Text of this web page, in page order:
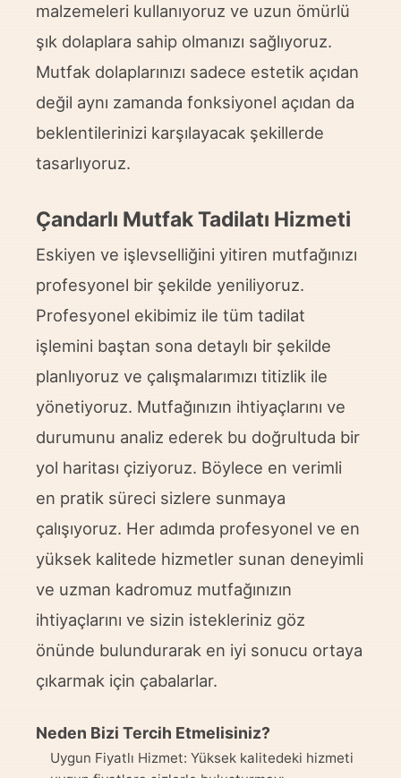
malzemeleri kullanıyoruz ve uzun ömürlü
şık dolaplara sahip olmanızı sağlıyoruz.
Mutfak dolaplarınızı sadece estetik açıdan
değil aynı zamanda fonksiyonel açıdan da
beklentilerinizi karşılayacak şekillerde
tasarlıyoruz.
Çandarlı Mutfak Tadilatı Hizmeti
Eskiyen ve işlevselliğini yitiren mutfağınızı
profesyonel bir şekilde yeniliyoruz.
Profesyonel ekibimiz ile tüm tadilat
işlemini baştan sona detaylı bir şekilde
planlıyoruz ve çalışmalarımızı titizlik ile
yönetiyoruz. Mutfağınızın ihtiyaçlarını ve
durumunu analiz ederek bu doğrultuda bir
yol haritası çiziyoruz. Böylece en verimli
en pratik süreci sizlere sunmaya
çalışıyoruz. Her adımda profesyonel ve en
yüksek kalitede hizmetler sunan deneyimli
ve uzman kadromuz mutfağınızın
ihtiyaçlarını ve sizin istekleriniz göz
önünde bulundurarak en iyi sonucu ortaya
çıkarmak için çabalarlar.
Neden Bizi Tercih Etmelisiniz?
Uygun Fiyatlı Hizmet: Yüksek kalitedeki hizmeti